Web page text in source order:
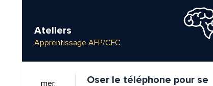
Ateliers
Apprentissage AFP/CFC
mer.
Oser le téléphone pour se